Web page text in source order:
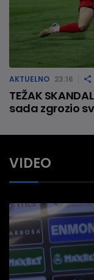
AKTUELNO 23:16
TEŽAK
sada zgrozio
VIDEO